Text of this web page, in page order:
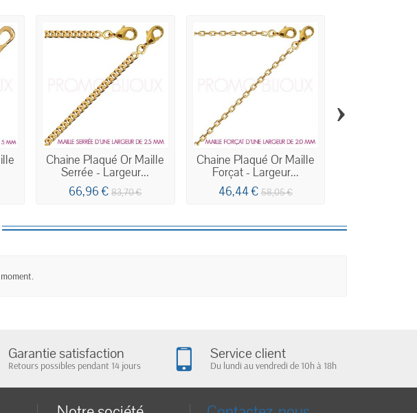
Chaine Plaqué Or Maille
Serrée - Largeur...
66,96 € 83,70 €
Chaine Plaqué Or Maille
Forçat - Largeur...
46,44 € 58,05 €
›
Garantie satisfaction
Retours possibles pendant 14 jours
Service client
Du lundi au vendredi de 10h à 18h